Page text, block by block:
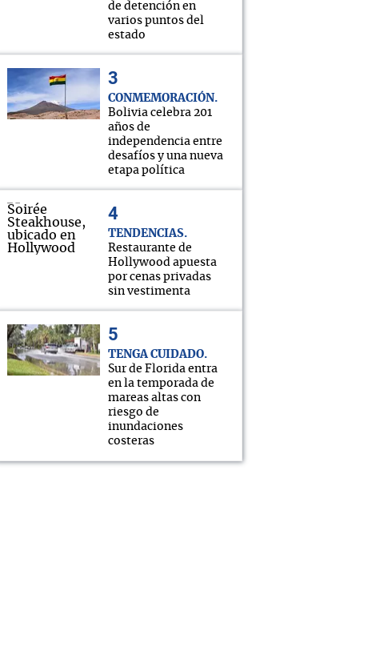
Alá nos proteja!"
de detención en
varios puntos del
estado
CONMEMORACIÓN
Bolivia celebra 201
años de
independencia entre
desafíos y una nueva
etapa política
TENDENCIAS
Restaurante de
Hollywood apuesta
por cenas privadas
sin vestimenta
TENGA CUIDADO
Sur de Florida entra
en la temporada de
mareas altas con
riesgo de
inundaciones
costeras